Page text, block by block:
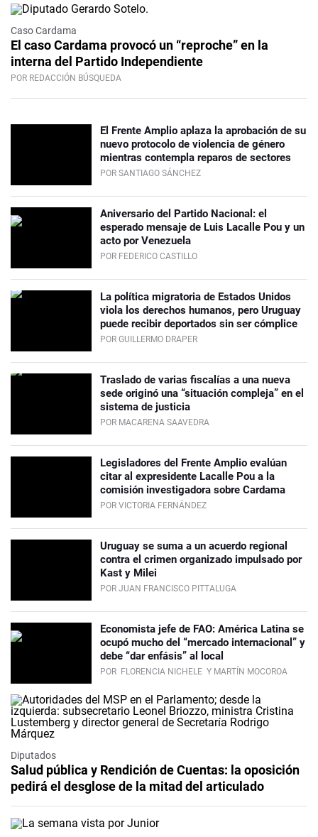
Caso Cardama
El caso Cardama provocó un “reproche” en la
interna del Partido Independiente
POR REDACCIÓN BÚSQUEDA
El Frente Amplio aplaza la aprobación de su
nuevo protocolo de violencia de género
mientras contempla reparos de sectores
POR SANTIAGO SÁNCHEZ
Aniversario del Partido Nacional: el
esperado mensaje de Luis Lacalle Pou y un
acto por Venezuela
POR FEDERICO CASTILLO
La política migratoria de Estados Unidos
viola los derechos humanos, pero Uruguay
puede recibir deportados sin ser cómplice
POR GUILLERMO DRAPER
Traslado de varias fiscalías a una nueva
sede originó una “situación compleja” en el
sistema de justicia
POR MACARENA SAAVEDRA
Legisladores del Frente Amplio evalúan
citar al expresidente Lacalle Pou a la
comisión investigadora sobre Cardama
POR VICTORIA FERNÁNDEZ
Uruguay se suma a un acuerdo regional
contra el crimen organizado impulsado por
Kast y Milei
POR JUAN FRANCISCO PITTALUGA
Economista jefe de FAO: América Latina se
ocupó mucho del “mercado internacional” y
debe “dar enfásis” al local
POR FLORENCIA NICHELE Y MARTÍN MOCOROA
Diputados
Salud pública y Rendición de Cuentas: la oposición
pedirá el desglose de la mitad del articulado